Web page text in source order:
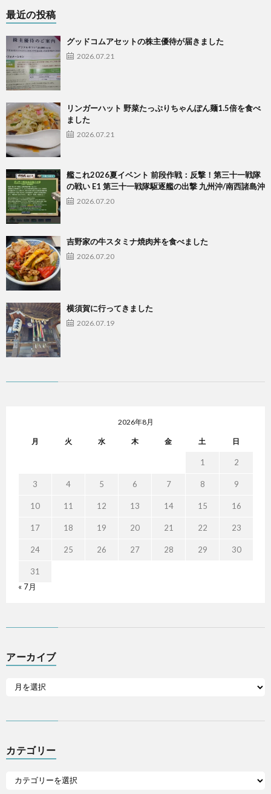
最近の投稿
グッドコムアセットの株主優待が届きました
2026.07.21
リンガーハット 野菜たっぷりちゃんぽん麺1.5倍を食べ
ました
2026.07.21
艦これ2026夏イベント 前段作戦：反撃！第三十一戦隊
の戦い E1 第三十一戦隊駆逐艦の出撃 九州沖/南西諸島沖
2026.07.20
吉野家の牛スタミナ焼肉丼を食べました
2026.07.20
横須賀に行ってきました
2026.07.19
2026年8月
月 火 水 木 金 土 日
1 2
3 4 5 6 7 8 9
10 11 12 13 14 15 16
17 18 19 20 21 22 23
24 25 26 27 28 29 30
31
« 7月
アーカイブ
カテゴリー